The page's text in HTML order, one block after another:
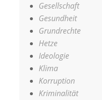
Gesellschaft
Gesundheit
Grundrechte
Hetze
Ideologie
Klima
Korruption
Kriminalität